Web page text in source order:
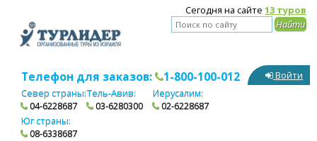
Сегодня на сайте 13 туров
Телефон для заказов: 1-800-100-012
Север страны:
04-6228687
Тель-Авив:
03-6280300
Иерусалим:
02-6228687
Юг страны:
08-6338687
Войти